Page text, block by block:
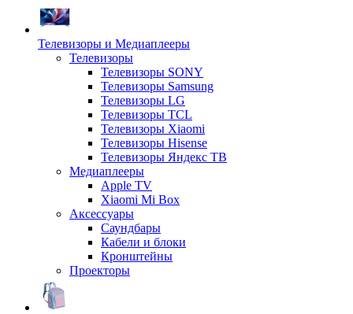
Телевизоры и Медиаплееры
Телевизоры
Телевизоры SONY
Телевизоры Samsung
Телевизоры LG
Телевизоры TCL
Телевизоры Xiaomi
Телевизоры Hisense
Телевизоры Яндекс ТВ
Медиаплееры
Apple TV
Xiaomi Mi Box
Аксессуары
Саундбары
Кабели и блоки
Кронштейны
Проекторы